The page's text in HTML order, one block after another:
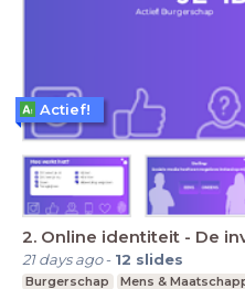
2. Online identiteit - De
21 days ago- 12 slides
Burgerschap Mens &
Actief!